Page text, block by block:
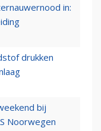
in:
drukken
bij
Noorwegen